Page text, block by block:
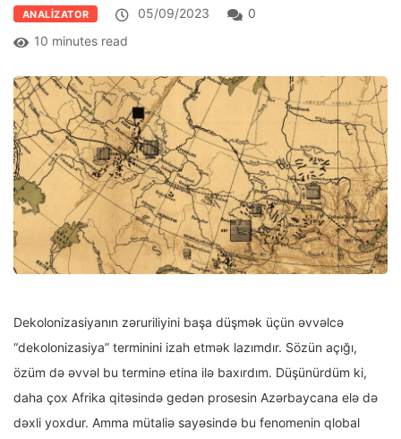
ANALIZATOR 05/09/2023
0
10 minutes read
Dekolonizasiyanın zəruriliyini başa düşmək üçün əvvəlcə
“dekolonizasiya” terminini izah etmək lazımdır. Sözün açığı,
özüm də əvvəl bu terminə etina ilə baxırdım. Düşünürdüm ki,
daha çox Afrika qitəsində gedən prosesin Azərbaycana elə də
dəxli yoxdur. Amma mütaliə sayəsində bu fenomenin qlobal